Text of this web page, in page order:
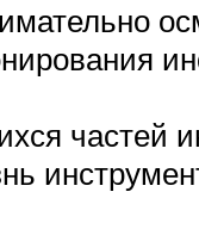
частей